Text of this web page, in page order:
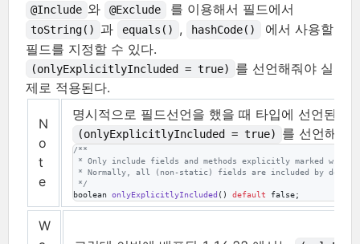
@Include 와 @Exclude 를 이용해서 필드에서
toString() 과 equals() , hashCode()
에서 사용할
필드를 지정할 수 있다.
(onlyExplicitlyIncluded = true)
를 선언해줘야 실
제로 적용된다.
N
o
t
e
명시적으로 필드선언을 했을 때 타입에 선언된 부
(onlyExplicitlyIncluded = true) 를 선언해야
/**
* Only include fields and methods explicitly marked with
* Normally, all (non-static) fields are included by
*/
boolean onlyExplicitlyIncluded () default false;
W